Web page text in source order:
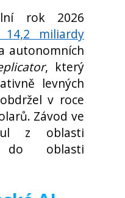
rok 2026
14,2 miliardy
autonomních
, který
levných
v roce
Závod ve
z oblasti
do oblasti